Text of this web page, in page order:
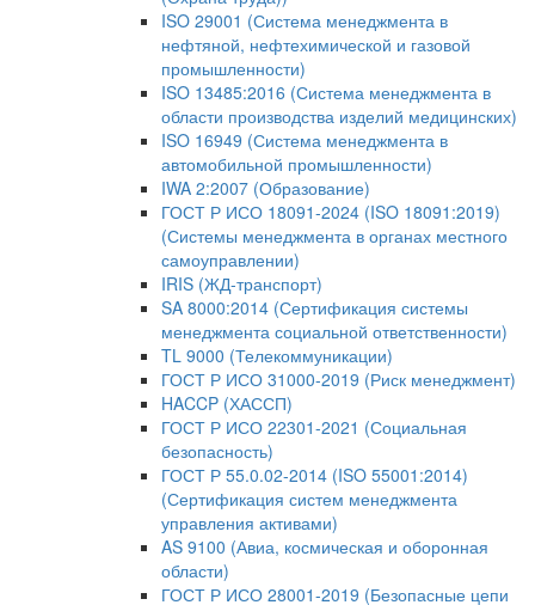
ISO 29001 (Система менеджмента в
нефтяной, нефтехимической и газовой
промышленности)
ISO 13485:2016 (Система менеджмента в
области производства изделий медицинских)
ISO 16949 (Система менеджмента в
автомобильной промышленности)
IWA 2:2007 (Образование)
ГОСТ Р ИСО 18091-2024 (ISO 18091:2019)
(Системы менеджмента в органах местного
самоуправлении)
IRIS (ЖД-транспорт)
SA 8000:2014 (Сертификация системы
менеджмента социальной ответственности)
TL 9000 (Телекоммуникации)
ГОСТ Р ИСО 31000-2019 (Риск менеджмент)
HACCP (ХАССП)
ГОСТ Р ИСО 22301-2021 (Социальная
безопасность)
ГОСТ Р 55.0.02-2014 (ISO 55001:2014)
(Сертификация систем менеджмента
управления активами)
AS 9100 (Авиа, космическая и оборонная
области)
ГОСТ Р ИСО 28001-2019 (Безопасные цепи